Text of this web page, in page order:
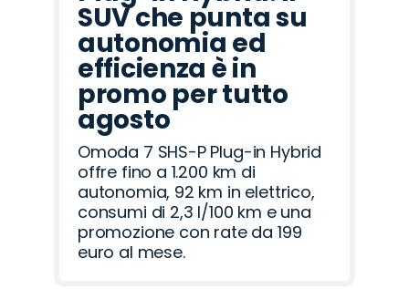
SUV che punta su
autonomia ed
efficienza è in
promo per tutto
agosto
Omoda 7 SHS-P Plug-in Hybrid
offre fino a 1.200 km di
autonomia, 92 km in elettrico,
consumi di 2,3 l/100 km e una
promozione con rate da 199
euro al mese.